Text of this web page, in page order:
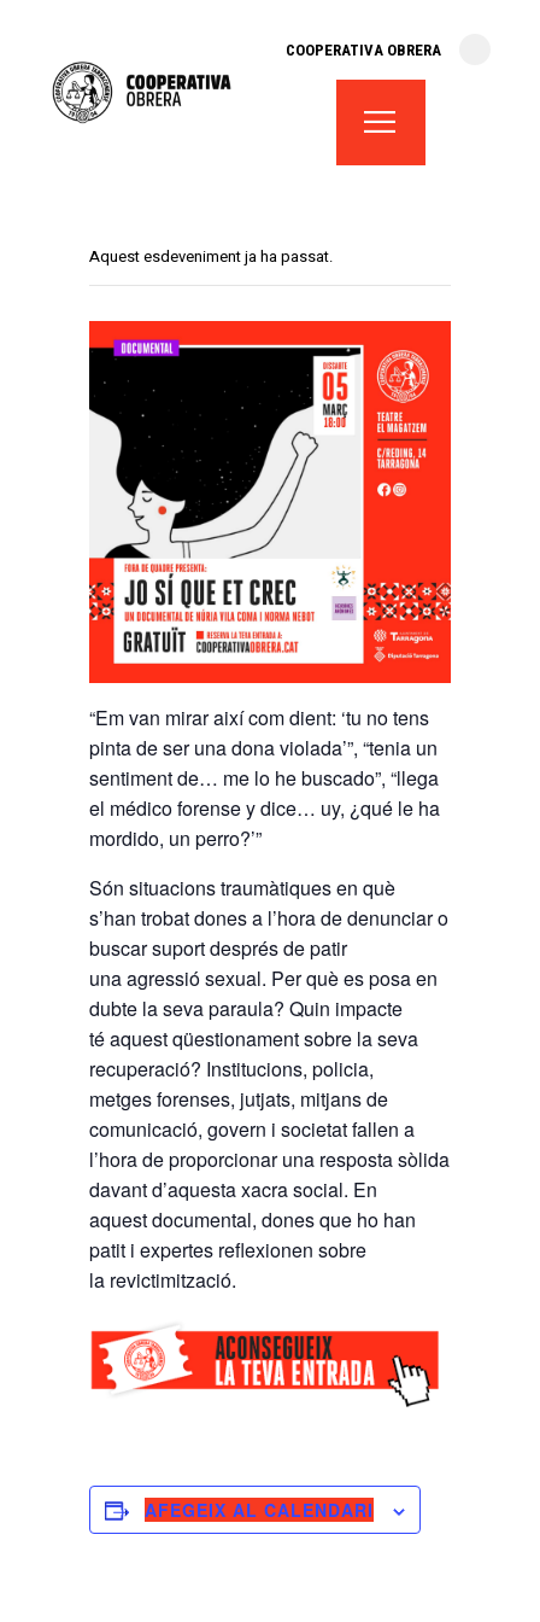
COOPERATIVA OBRERA
fes-te soci
lloguer d’espais
Aquest esdeveniment ja ha passat.
“Em van mirar així com dient: ‘tu no tens
pinta de ser una dona violada’”, “tenia un
sentiment de… me lo he buscado”, “llega
el médico forense y dice… uy, ¿qué le ha
mordido, un perro?’”
Són situacions traumàtiques en què
s’han trobat dones a l’hora de denunciar o
buscar suport després de patir
una agressió sexual. Per què es posa en
dubte la seva paraula? Quin impacte
té aquest qüestionament sobre la seva
recuperació? Institucions, policia,
metges forenses, jutjats, mitjans de
comunicació, govern i societat fallen a
l’hora de proporcionar una resposta sòlida
davant d’aquesta xacra social. En
aquest documental, dones que ho han
patit i expertes reflexionen sobre
la revictimització.
AFEGEIX AL CALENDARI